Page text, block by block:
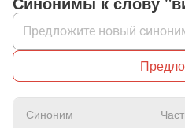
Синоним